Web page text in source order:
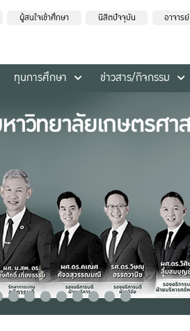
ผู้สนใจเข้าศึกษา นิสิตปัจจุบัน อาจารย์
ทุนการศึกษา ข่าวสาร/กิจกรรม